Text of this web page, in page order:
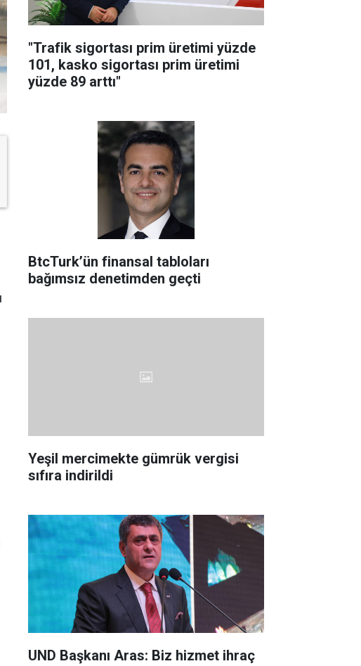
"Trafik sigortası prim üretimi yüzde
101, kasko sigortası prim üretimi
yüzde 89 arttı"
BtcTurk’ün finansal tabloları
bağımsız denetimden geçti
Yeşil mercimekte gümrük vergisi
sıfıra indirildi
UND Başkanı Aras: Biz hizmet ihraç